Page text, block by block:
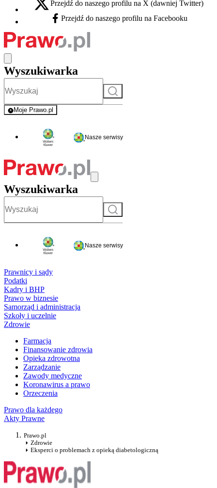
X - otwiera się w nowej karcie
Przejdź do naszego profilu na X (dawniej Twitter)
Facebook - otwiera się w nowej karcie
Przejdź do naszego profilu na Facebooku
Wyszukiwarka
Szukaj
Moje Prawo.pl
- rejestracja i logowanie do serwisu
Nasze serwisy
Wyszukiwarka
Szukaj
Nasze serwisy
Prawnicy i sądy
Podatki
Kadry i BHP
Prawo w biznesie
Samorząd i administracja
Szkoły i uczelnie
Zdrowie
Farmacja
Finansowanie zdrowia
Opieka zdrowotna
Zarządzanie
Zawody medyczne
Koronawirus a prawo
Orzeczenia
Prawo dla każdego
Akty Prawne
Prawo.pl
Zdrowie
Eksperci o problemach z opieką diabetologiczną